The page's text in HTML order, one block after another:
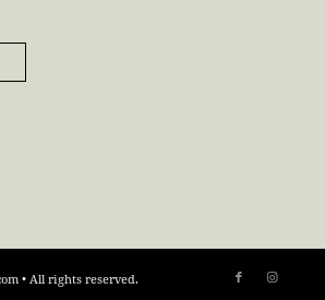
• All rights reserved.